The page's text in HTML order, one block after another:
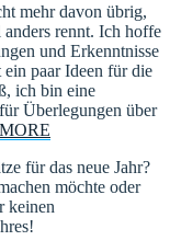
mehr davon übrig,
anders rennt. Ich hoffe
und Erkenntnisse
paar Ideen für die
ich bin eine
Überlegungen über
für das neue Jahr?
möchte oder
keinen